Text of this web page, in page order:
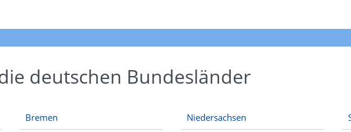
deutschen Bundesländer
Bremen
Niedersachsen